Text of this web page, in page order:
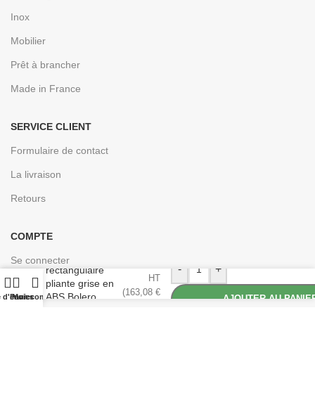
Inox
Mobilier
Prêt à brancher
Made in France
SERVICE CLIENT
Formulaire de contact
La livraison
Retours
COMPTE
Se connecter
Créer un compte
d'envies
Panier
Mon compte
Table
rectangulaire
pliante grise en
ABS Bolero
HT
(163,08 €
- +
AJOUTER AU